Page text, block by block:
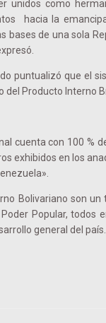
unidos como
hacia la
bases de una sola
puntualizó que el
del Producto Interno
cuenta con 100 %
exhibidos en los
Bolivariano son
Popular, todos
general del país.